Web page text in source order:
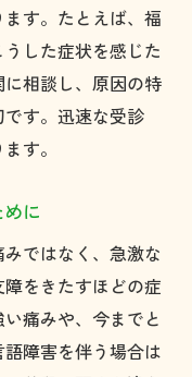
す。たとえば、福
した症状を感じた
相談し、原因の特
す。迅速な受診
す。
に
ではなく、急激な
をきたすほどの症
痛みや、今までと
障害を伴う場合は